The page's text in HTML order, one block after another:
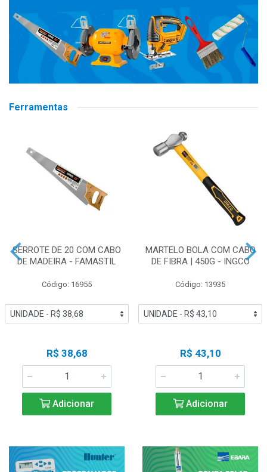
Ferramentas
SERROTE DE 20 COM CABO
DE MADEIRA - FAMASTIL
Código: 16955
R$ 38,68
Adicionar
MARTELO BOLA COM CABO
DE FIBRA | 450G - INGCO
Código: 13935
R$ 43,10
Adicionar